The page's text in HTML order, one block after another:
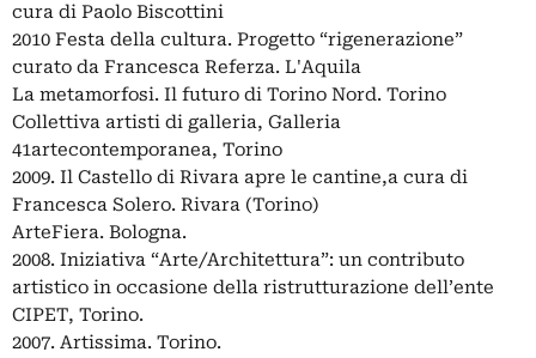
cura di Paolo Biscottini
2010 Festa della cultura. Progetto “rigenerazione”
curato da Francesca Referza. L'Aquila
La metamorfosi. Il futuro di Torino Nord. Torino
Collettiva artisti di galleria, Galleria
41artecontemporanea, Torino
2009. Il Castello di Rivara apre le cantine,a cura di
Francesca Solero. Rivara (Torino)
ArteFiera. Bologna.
2008. Iniziativa “Arte/Architettura”: un contributo
artistico in occasione della ristrutturazione dell’ente
CIPET, Torino.
2007. Artissima. Torino.